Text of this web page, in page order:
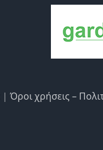
| Όροι χρήσεις –